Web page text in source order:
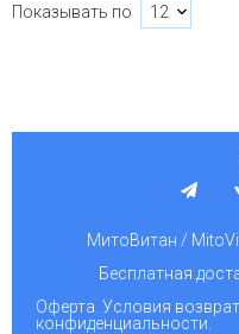
Показывать по
МитоВитан /
Бесплатная
Оферта. Условия
конфиденциальности.